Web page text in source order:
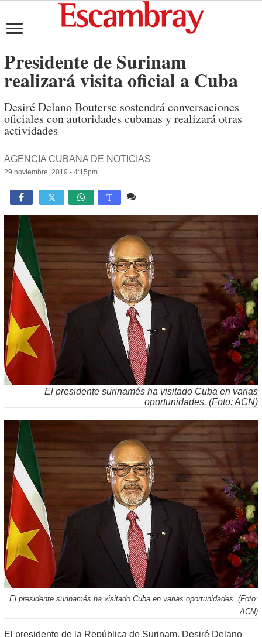
Presidente de Surinam
realizará visita oficial a Cuba
Desiré Delano Bouterse sostendrá conversaciones
oficiales con autoridades cubanas y realizará otras
actividades
AGENCIA CUBANA DE NOTICIAS
29 noviembre, 2019 - 4:15pm
 T
El presidente surinamés ha visitado Cuba en varias
oportunidades. (Foto: ACN)
El presidente surinamés ha visitado Cuba en varias oportunidades. (Foto:
ACN)
El presidente de la República de Surinam, Desiré Delano